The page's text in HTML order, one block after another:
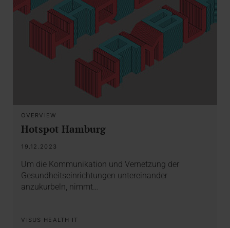
OVERVIEW
Hotspot Hamburg
19.12.2023
Um die Kommunikation und Vernetzung der
Gesundheitseinrichtungen untereinander
anzukurbeln, nimmt…
VISUS HEALTH IT